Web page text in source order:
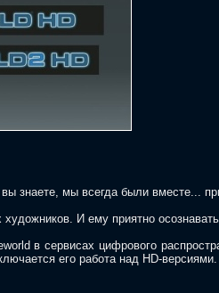
знаете, мы всегда были вместе...
И ему приятно
в сервисах цифрового
его работа над HD-версиями.